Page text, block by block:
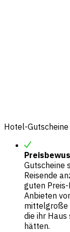
Hotel-
Gutscheine
Reisende
guten
Anbieten
mittelgroße
die ihr
hätten.